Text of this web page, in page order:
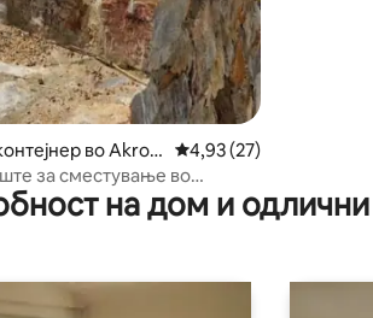
во Akrop
Просечна оцена: 4,93
4,93 (27)
за сместување во
на дом и